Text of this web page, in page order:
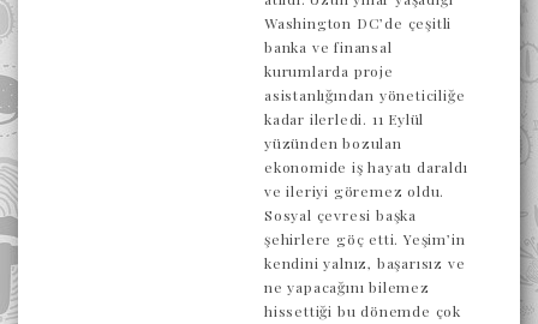
Washington DC’de çeşitli
banka ve finansal
kurumlarda proje
asistanlığından yöneticiliğe
kadar ilerledi. 11 Eylül
yüzünden bozulan
ekonomide iş hayatı daraldı
ve ileriyi göremez oldu.
Sosyal çevresi başka
şehirlere göç etti. Yeşim’in
kendini yalnız, başarısız ve
ne yapacağını bilemez
hissettiği bu dönemde çok